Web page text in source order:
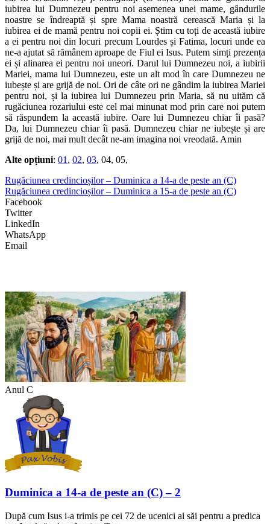
iubirea lui Dumnezeu pentru noi asemenea unei mame, gândurile
noastre se îndreaptă și spre Mama noastră cerească Maria și la
iubirea ei de mamă pentru noi copii ei. Știm cu toți de această iubire
a ei pentru noi din locuri precum Lourdes și Fatima, locuri unde ea
ne-a ajutat să rămânem aproape de Fiul ei Isus. Putem simți prezența
ei și alinarea ei pentru noi uneori. Darul lui Dumnezeu noi, a iubirii
Mariei, mama lui Dumnezeu, este un alt mod în care Dumnezeu ne
iubește și are grijă de noi. Ori de câte ori ne gândim la iubirea Mariei
pentru noi, și la iubirea lui Dumnezeu prin Maria, să nu uităm că
rugăciunea rozariului este cel mai minunat mod prin care noi putem
să răspundem la această iubire. Oare lui Dumnezeu chiar îi pasă?
Da, lui Dumnezeu chiar îi pasă. Dumnezeu chiar ne iubește și are
grijă de noi, mai mult decât ne-am imagina noi vreodată. Amin
Alte opțiuni: 01 , 02, 03, 04, 05,
Rugăciunea credincioșilor – Duminica a 14-a de peste an (C)
Rugăciunea credincioșilor – Duminica a 15-a de peste an (C)
Facebook
Twitter
LinkedIn
WhatsApp
Email
Anul C
Duminica a 14-a de peste an (C) – 2
După cum Isus i-a trimis pe cei 72 de ucenici ai săi pentru a predica